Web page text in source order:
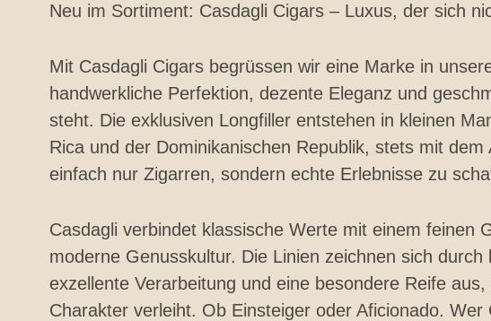
Neu im Sortiment: Casdagli Cigars – Luxus, der sich
Mit Casdagli Cigars begrüssen wir eine Marke in
handwerkliche Perfektion, dezente Eleganz und
steht. Die exklusiven Longfiller entstehen in kleinen
Rica und der Dominikanischen Republik, stets mit dem
einfach nur Zigarren, sondern echte Erlebnisse zu
Casdagli verbindet klassische Werte mit einem feinen
moderne Genusskultur. Die Linien zeichnen sich durch
exzellente Verarbeitung und eine besondere Reife
Charakter verleiht. Ob Einsteiger oder Aficionado. Wer